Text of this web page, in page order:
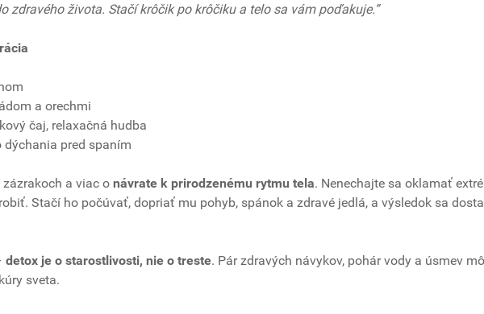
zdravého života. Stačí krôčik po krôčiku a telo sa vám poďakuje.”
a orechmi
čaj, relaxačná hudba
pred spaním
a viac o návrate k prirodzenému rytmu tela. Nenechajte sa oklamať
Stačí ho počúvať, dopriať mu pohyb, spánok a zdravé jedlá, a výsledok sa
detox je o starostlivosti, nie o treste. Pár zdravých návykov, pohár vody a úsmev
sveta.